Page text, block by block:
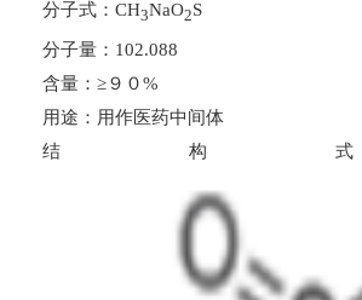
分子式：CH3NaO2S
分子量：102.088
含量：≥９０%
用途：用作医药中间体
结构